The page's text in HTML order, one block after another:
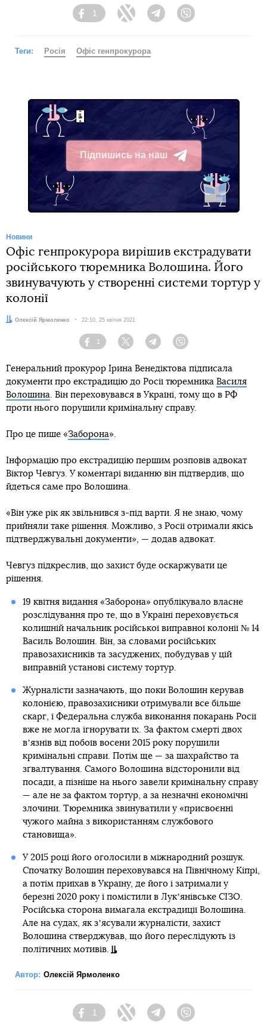
Facebook
1
Twitter TelegramViber
Теги: Росія Офіс генпрокурора
Підпишись на наш
Telegram
Новини
Офіс генпрокурора вирішив екстрадувати
російського тюремника Волошина. Його
звинувачують у створенні системи тортур у
колонії
Автор:
Олексій Ярмоленко Дата:
22:10, 25 квітня 2021
Facebook
1
Twitter TelegramViber
Генеральний прокурор Ірина Венедіктова підписала
документи про екстрадицію до Росії тюремника Василя
Волошина . Він переховувався в Україні, тому що в РФ
проти нього порушили кримінальну справу.
Про це пише «Заборона».
Інформацію про екстрадицію першим розповів адвокат
Віктор Чевгуз. У коментарі виданню він підтвердив, що
йдеться саме про Волошина.
«Він уже рік як звільнився з-під варти. Я не знаю, чому
прийняли таке рішення. Можливо, з Росії отримали якісь
підтверджувальні документи», — додав адвокат.
Чевгуз підкреслив, що захист буде оскаржувати це
рішення.
19 квітня видання «Заборона» опублікувало власне
розслідування про те, що в Україні переховується
колишній начальник російської виправної колонії № 14
Василь Волошин. Він, за словами російських
правозахисників та засуджених, побудував у цій
виправній установі систему тортур.
Журналісти зазначають, що поки Волошин керував
колонією, правозахисники отримували все більше
скарг, і Федеральна служба виконання покарань Росії
вже не могла ігнорувати їх. За фактом смерті двох
вʼязнів від побоїв восени 2015 року порушили
кримінальні справи. Потім ще — за шахрайство та
зґвалтування. Самого Волошина відсторонили від
посади, а пізніше на нього завели кримінальну справу
— але не за фактом тортур, а за незначні економічні
злочини. Тюремника звинуватили у «присвоєнні
чужого майна з використанням службового
становища».
У 2015 році його оголосили в міжнародний розшук.
Спочатку Волошин переховувався на Північному Кіпрі,
а потім приїхав в Україну, де його і затримали у
березні 2020 року і помістили в Лукʼянівське СІЗО.
Російська сторона вимагала екстрадиції Волошина.
Але на судах, як зʼясували журналісти, захист
Волошина стверджував, що його переслідують із
політичних мотивів.
Автор: Олексій Ярмоленко
Facebook
1
Twitter TelegramViber